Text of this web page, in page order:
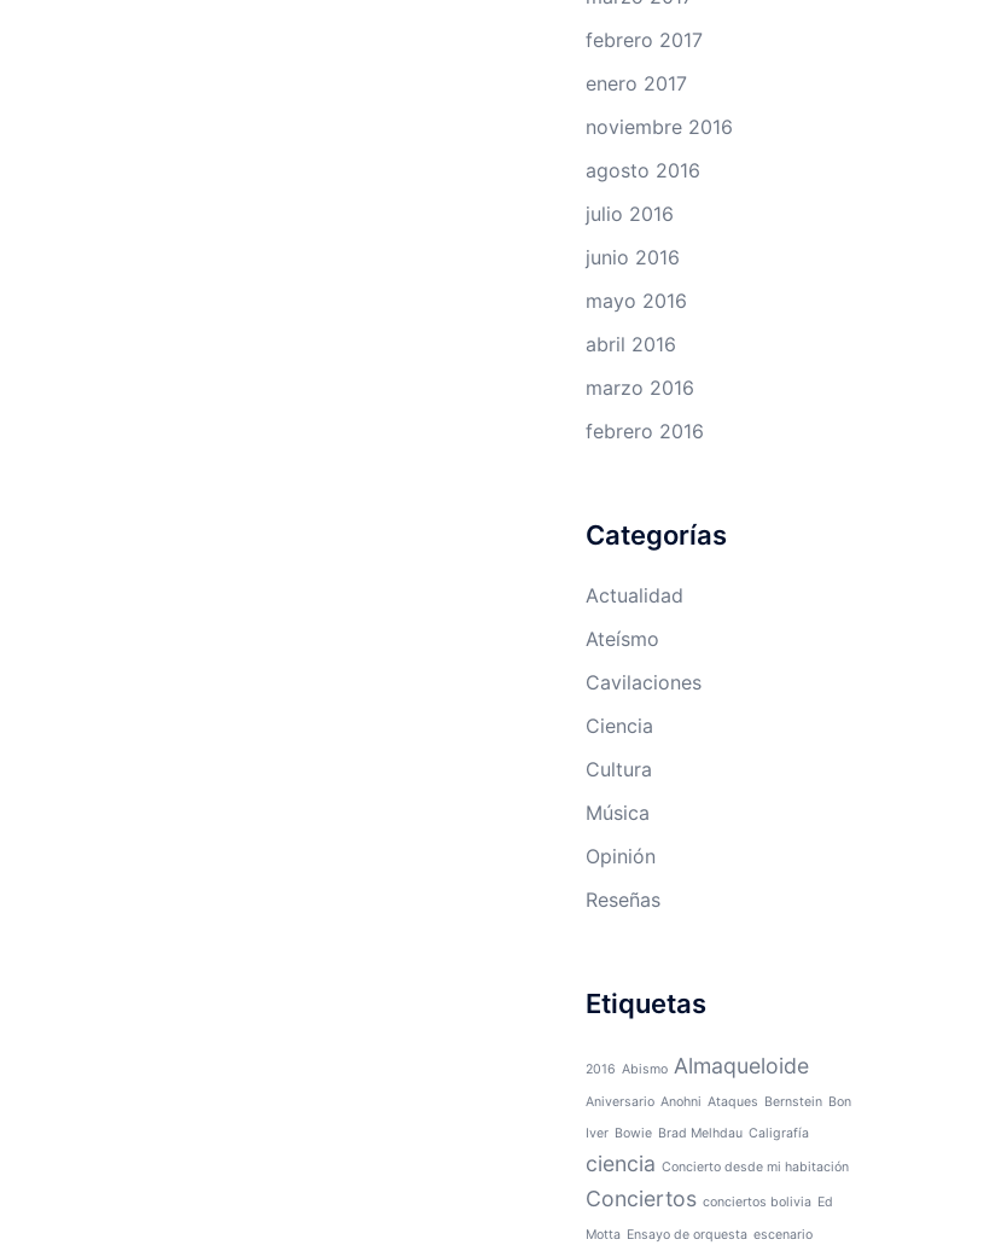
febrero 2017
enero 2017
noviembre 2016
agosto 2016
julio 2016
junio 2016
mayo 2016
abril 2016
marzo 2016
febrero 2016
Categorías
Actualidad
Ateísmo
Cavilaciones
Ciencia
Cultura
Música
Opinión
Reseñas
Etiquetas
2016 Abismo Almaqueloide
Aniversario Anohni Ataques Bernstein Bon
Iver Bowie Brad Melhdau Caligrafía
ciencia Concierto desde mi habitación
Conciertos conciertos bolivia Ed
Motta Ensayo de orquesta escenario